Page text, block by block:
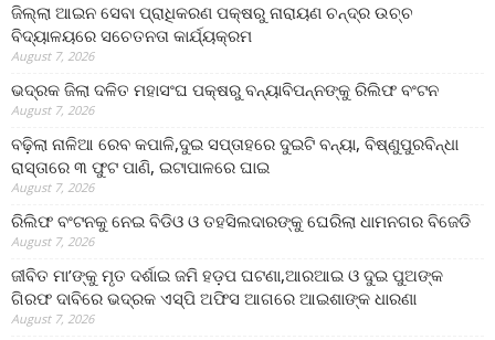
ଜିଲ୍ଲା ଆଇନ ସେବା ପ୍ରାଧିକରଣ ପକ୍ଷରୁ ନାରାୟଣ ଚନ୍ଦ୍ର ଉଚ୍ଚ
ବିଦ୍ୟାଳୟରେ ସଚେତନତା କାର୍ଯ୍ୟକ୍ରମ
August 7, 2026
ଭଦ୍ରକ ଜିଲା ଦଳିତ ମହାସଂଘ ପକ୍ଷରୁ ବନ୍ୟାବିପନ୍ନଙ୍କୁ ରିଲିଫ ବଂଟନ
August 7, 2026
ବଢ଼ିଲା ନାଳିଆ ରେବ କପାଳି,ଦୁଇ ସପ୍ତାହରେ ଦୁଇଟି ବନ୍ୟା, ବିଷ୍ଣୁପୁରବିନ୍ଧା
ରାସ୍ତାରେ ୩ ଫୁଟ ପାଣି, ଇଟାପାଳରେ ଘାଇ
August 7, 2026
ରିଲିଫ ବଂଟନକୁ ନେଇ ବିଡିଓ ଓ ତହସିଲଦାରଙ୍କୁ ଘେରିଲା ଧାମନଗର ବିଜେଡି
August 7, 2026
ଜୀବିତ ମା’ଙ୍କୁ ମୃତ ଦର୍ଶାଇ ଜମି ହଡ଼ପ ଘଟଣା,ଆରଆଇ ଓ ଦୁଇ ପୁଅଙ୍କ
ଗିରଫ ଦାବିରେ ଭଦ୍ରକ ଏସ୍‌ପି ଅଫିସ ଆଗରେ ଆଇଶାଙ୍କ ଧାରଣା
August 7, 2026